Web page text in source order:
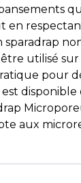
en
utilisé
aux